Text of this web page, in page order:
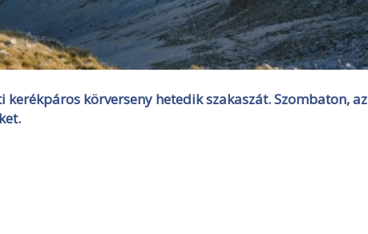
körverseny hetedik szakaszát. Szombaton, az